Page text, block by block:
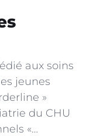
aux soins
jeunes
»
du CHU
«…